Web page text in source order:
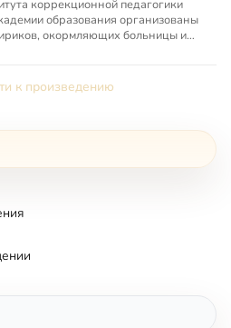
коррекционной педагогики
образования организованы
окормляющих больницы и
к произведению